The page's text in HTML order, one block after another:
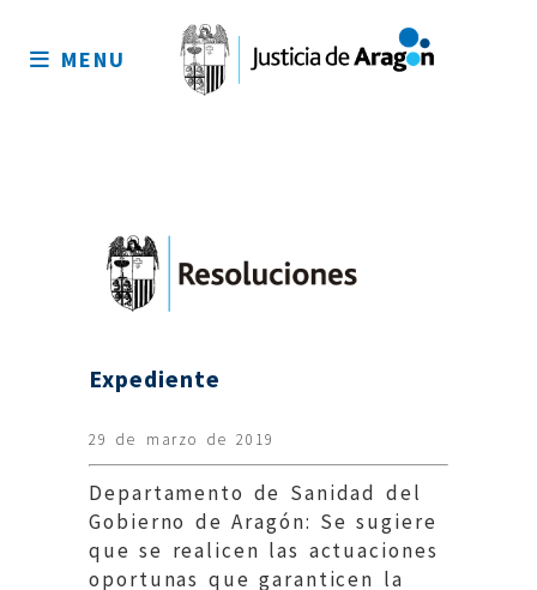
sitio
MENU
Expediente
29 de marzo de 2019
Departamento de Sanidad del
Gobierno de Aragón: Se sugiere
que se realicen las actuaciones
oportunas que garanticen la